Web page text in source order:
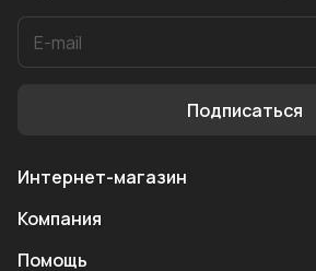
Подписаться
Интернет-магазин
Компания
Помощь